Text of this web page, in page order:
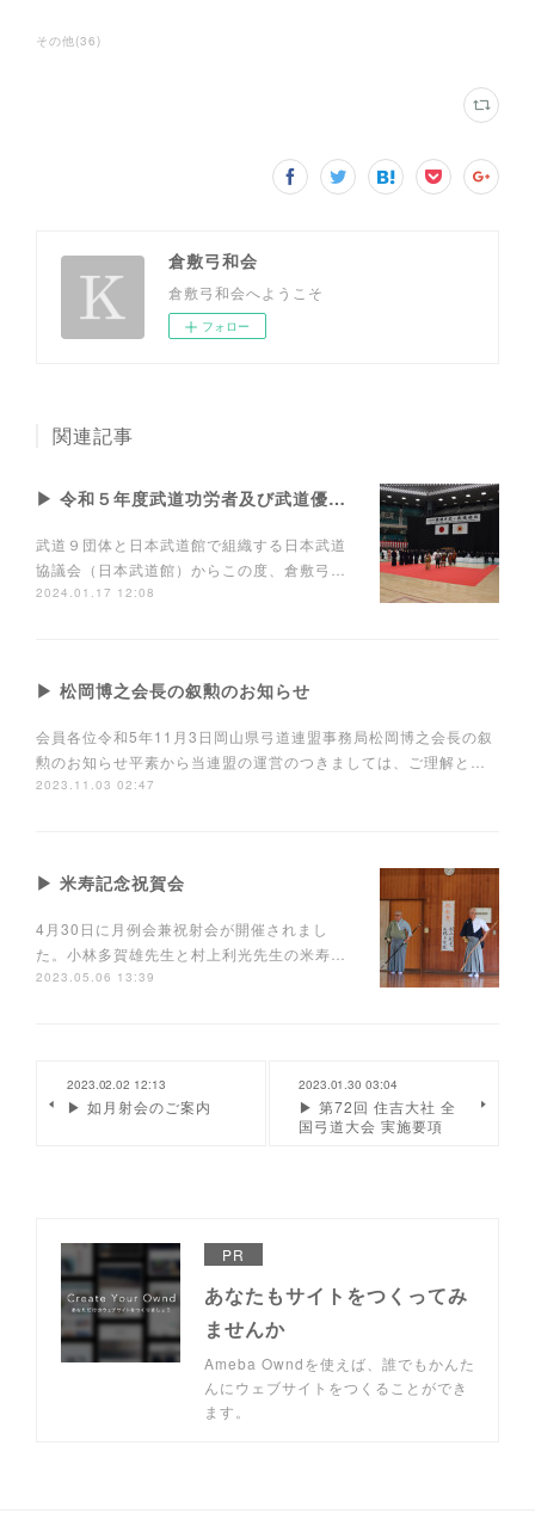
その他 (36)
倉敷弓和会
倉敷弓和会へようこそ
フォロー
関連記事
▶︎ 令和５年度武道功労者及び武道優良団体表彰式
武道９団体と日本武道館で組織する日本武道
協議会（日本武道館）からこの度、倉敷弓…
2024.01.17 12:08
▶ 松岡博之会長の叙勲のお知らせ
会員各位令和5年11月3日岡山県弓道連盟事務局松岡博之会長の叙
勲のお知らせ平素から当連盟の運営のつきましては、ご理解と…
2023.11.03 02:47
▶ 米寿記念祝賀会
4月30日に月例会兼祝射会が開催されまし
た。小林多賀雄先生と村上利光先生の米寿…
2023.05.06 13:39
2023.02.02 12:13
▶︎ 如月射会のご案内
2023.01.30 03:04
▶ 第72回 住吉大社 全
国弓道大会 実施要項
PR
あなたもサイトをつくってみ
ませんか
Ameba Owndを使えば、誰でもかんた
んにウェブサイトをつくることができ
ます。